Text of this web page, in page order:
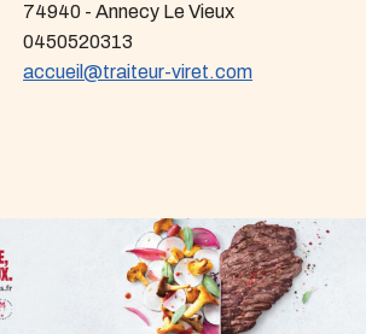
74940 - Annecy Le Vieux
0450520313
accueil@traiteur-viret.com